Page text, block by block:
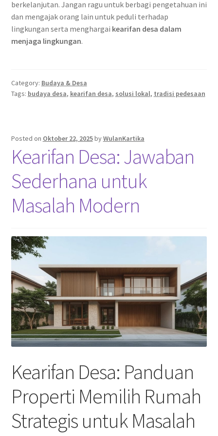
berkelanjutan. Jangan ragu untuk berbagi pengetahuan ini
dan mengajak orang lain untuk peduli terhadap
lingkungan serta menghargai kearifan desa dalam
menjaga lingkungan.
Category: Budaya & Desa
Tags: budaya desa, kearifan desa, solusi lokal, tradisi pedesaan
Posted on Oktober 22, 2025byWulanKartika
Kearifan Desa: Jawaban
Sederhana untuk
Masalah Modern
Kearifan Desa: Panduan
Properti Memilih Rumah
Strategis untuk Masalah